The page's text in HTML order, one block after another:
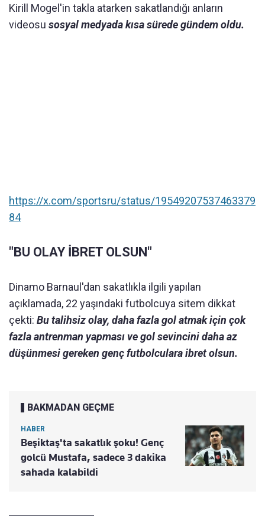
Kirill Mogel'in takla atarken sakatlandığı anların
videosu sosyal medyada kısa sürede gündem oldu.
https://x.com/sportsru/status/19549207537463379
84
"BU OLAY İBRET OLSUN"
Dinamo Barnaul'dan sakatlıkla ilgili yapılan
açıklamada, 22 yaşındaki futbolcuya sitem dikkat
çekti: Bu talihsiz olay, daha fazla gol atmak için çok
fazla antrenman yapması ve gol sevincini daha az
düşünmesi gereken genç futbolculara ibret olsun.
BAKMADAN GEÇME
HABER
Beşiktaş'ta sakatlık şoku! Genç
golcü Mustafa, sadece 3 dakika
sahada kalabildi